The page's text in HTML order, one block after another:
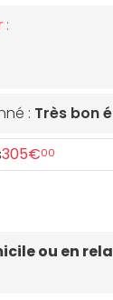
:
: Très bon
305€00
ou en